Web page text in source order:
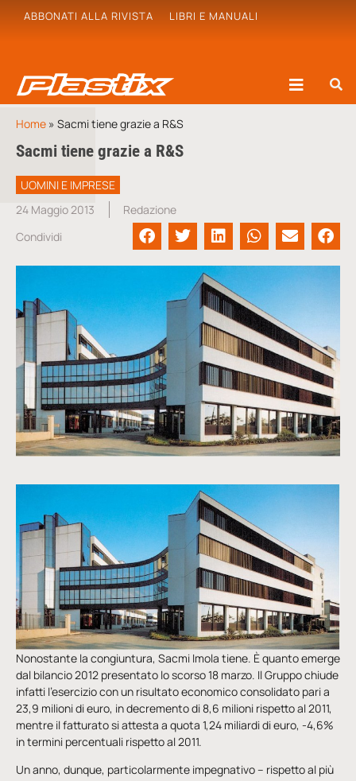
ABBONATI ALLA RIVISTA LIBRI E MANUALI
Home » Sacmi tiene grazie a R&S
Sacmi tiene grazie a R&S
UOMINI E IMPRESE
24 Maggio 2013
Redazione
Condividi
Nonostante la congiuntura, Sacmi Imola tiene. È quanto emerge
dal bilancio 2012 presentato lo scorso 18 marzo. Il Gruppo chiude
infatti l’esercizio con un risultato economico consolidato pari a
23,9 milioni di euro, in decremento di 8,6 milioni rispetto al 2011,
mentre il fatturato si attesta a quota 1,24 miliardi di euro, -4,6%
in termini percentuali rispetto al 2011.
Un anno, dunque, particolarmente impegnativo – rispetto al più